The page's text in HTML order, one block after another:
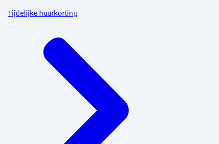
Tijdelijke huurkorting